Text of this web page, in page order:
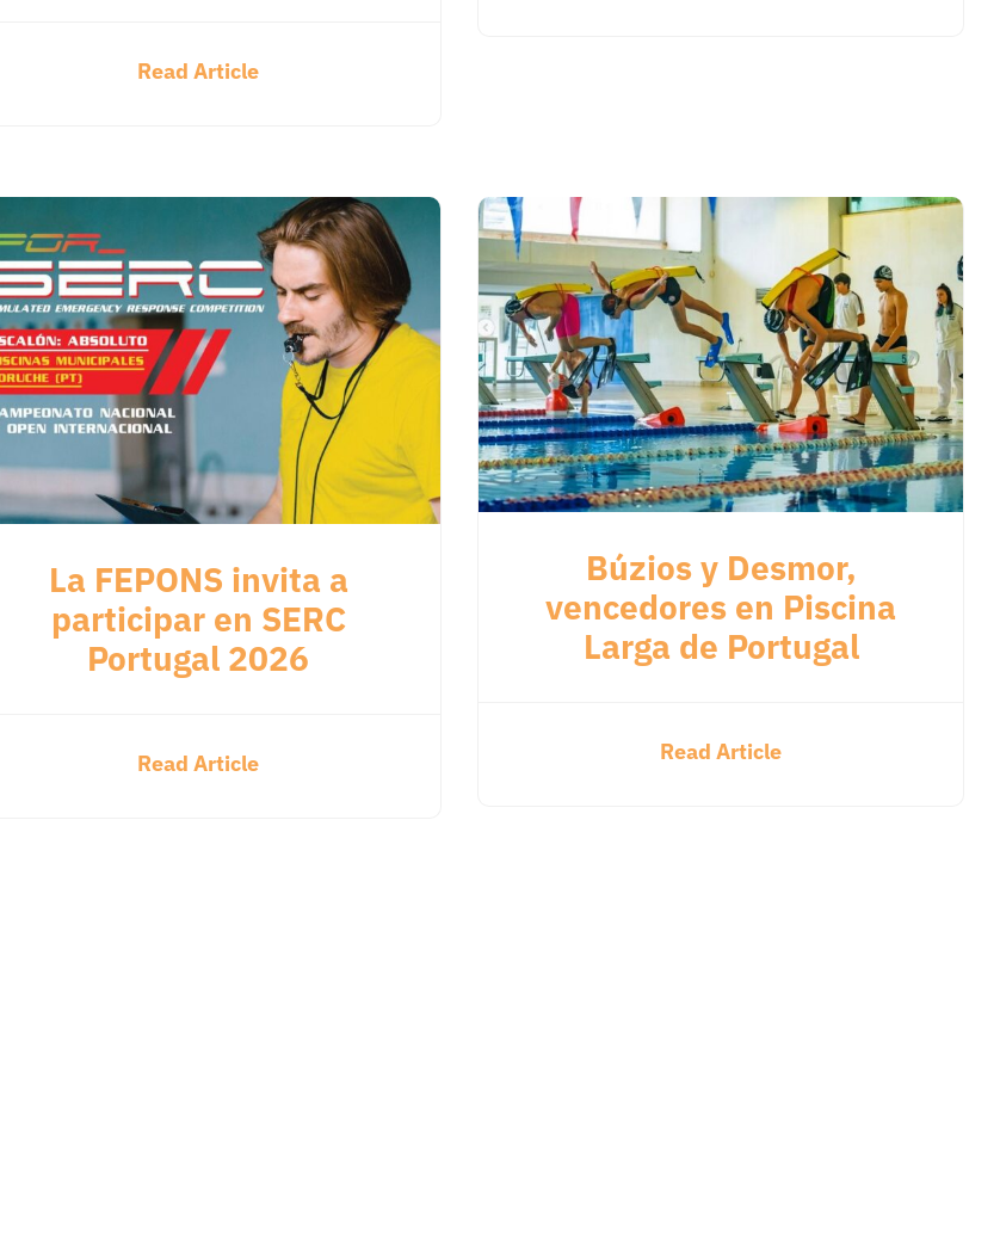
Read Article
La FEPONS invita a
participar en SERC
Portugal 2026
Read Article
Búzios y Desmor,
vencedores en Piscina
Larga de Portugal
Read Article